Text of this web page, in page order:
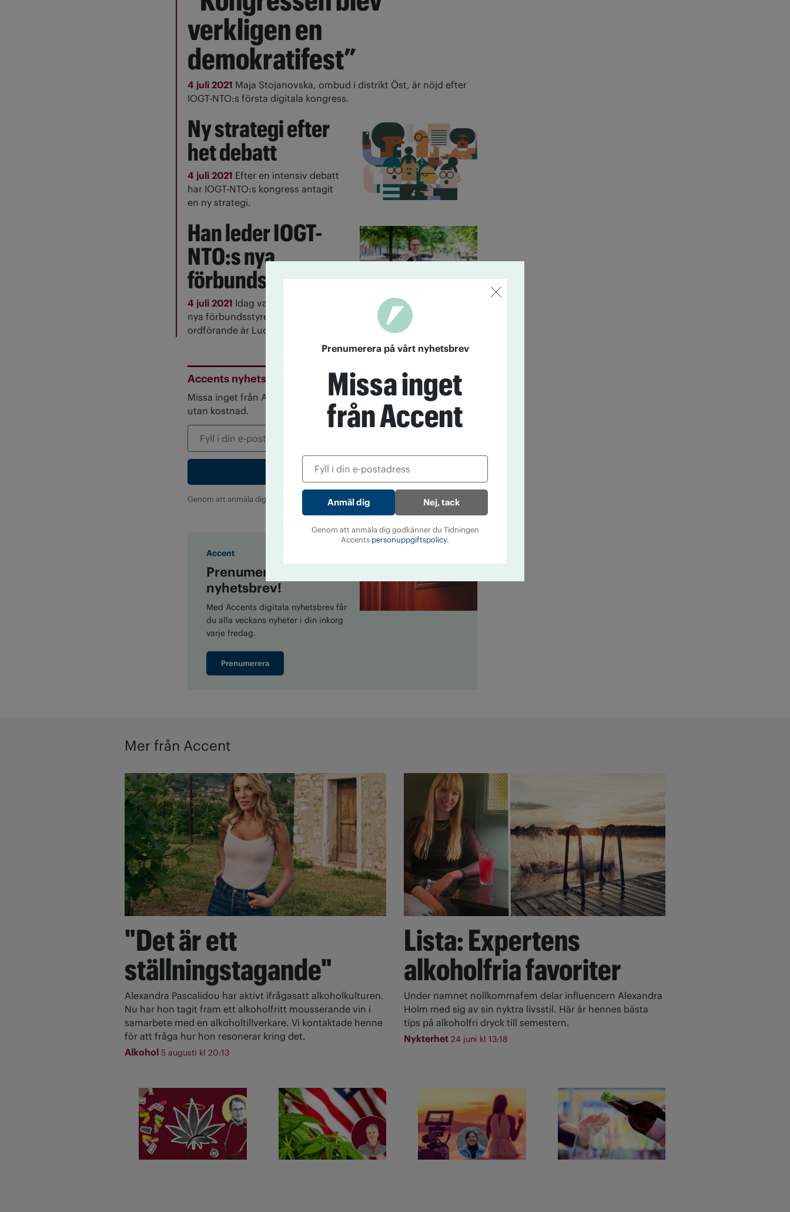
verkligen en
demokratifest”
4 juli 2021 Maja Stojanovska, ombud i distrikt Öst, är nöjd efter
IOGT-NTO:s första digitala kongress.
Ny strategi efter
het debatt
4 juli 2021 Efter en intensiv debatt
har IOGT-NTO:s kongress antagit
en ny strategi.
Han leder IOGT-
NTO:s nya
förbundsstyrelse
4 juli 2021 Idag valdes IOGT-NTO:s
nya förbundsstyrelse. Ny
ordförande är Lucas Nilsson.
Accents nyhetsbrev
Missa inget från Accent! Prenumerera på vårt nyhetsbrev helt
utan kostnad.
Genom att anmäla dig godkänner du Tidningen Accents personuppgiftspolicy.
Accent
Prenumerera på vårt
nyhetsbrev!
Med Accents digitala nyhetsbrev får
du alla veckans nyheter i din inkorg
varje fredag.
Prenumerera
Mer från Accent
"Det är ett
ställningstagande"
Alexandra Pascalidou har aktivt ifrågasatt alkoholkulturen.
Nu har hon tagit fram ett alkoholfritt mousserande vin i
samarbete med en alkoholtillverkare. Vi kontaktade henne
för att fråga hur hon resonerar kring det.
Alkohol 5 augusti kl 20:13
Lista: Expertens
alkoholfria favoriter
Under namnet nollkommafem delar influencern Alexandra
Holm med sig av sin nyktra livsstil. Här är hennes bästa
tips på alkoholfri dryck till semestern.
Nykterhet 24 juni kl 13:18
Prenumerera på vårt nyhetsbrev
Missa inget
från Accent
Nej, tack
Genom att anmäla dig godkänner du Tidningen
Accents personuppgiftspolicy.